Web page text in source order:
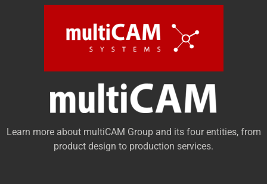
Learn more about multiCAM Group and its four entities, from
product design to production services.